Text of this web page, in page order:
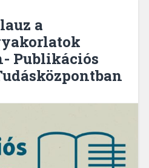
a
Publikációs